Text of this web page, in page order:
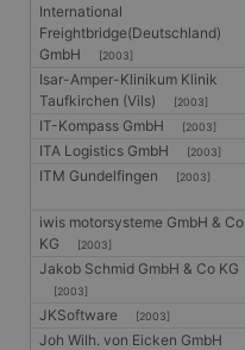
International
Freightbridge(Deutschland)
GmbH
[2003]
Isar-Amper-Klinikum Klinik
Taufkirchen (Vils)
[2003]
IT-Kompass GmbH [2003]
ITA Logistics GmbH [2003]
ITM Gundelfingen [2003]
iwis motorsysteme GmbH & Co
KG
[2003]
Jakob Schmid GmbH & Co KG
[2003]
JKSoftware [2003]
Joh Wilh. von Eicken GmbH